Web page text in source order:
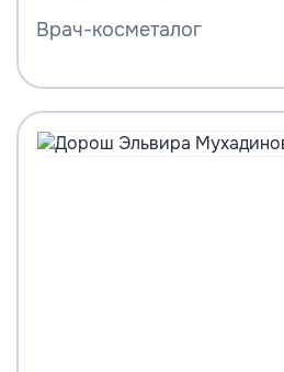
Врач-косметалог